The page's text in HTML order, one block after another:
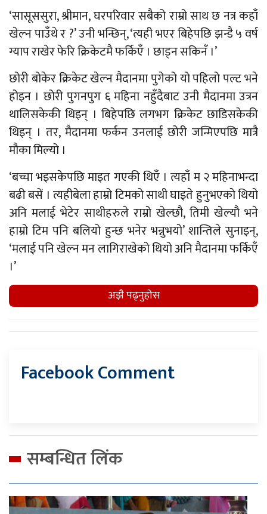
‘सासूससुरा, श्रीमान, घरपरिवार सबैको राम्रो साथ छ नत्र कहाँ
खेल्न पाउँथे र ?’ उनी भन्छिन्, ‘त्यही भएर बिहेपछि झन्डै ५ वर्ष
ग्याप राखेर फेरि क्रिकेटमै फर्किएँ । छाड्न सकिनँ ।’
छोरी बोकेर क्रिकेट खेल्न मैदानमा पुगेको यो पहिलो पल्ट भने
होइन । छोरी पुगनपुग ६ महिना नहुँदैबाट उनी मैदानमा उत्रन
थालिसकेकी थिइन् । बिहेपछि लगभग क्रिकेट छाडिसकेकी
थिइन् । तर, मैदानमा फर्कन उनलाई छोरी जन्मिएपछि मात्रै
मौका मिल्यो ।
‘बच्चा भइसकेपछि माइत गएकी थिएँ । त्यहाँ म २ महिनाभन्दा
बढी बसें । त्यहीबेला हाम्रो टिमको साथी घाइते हुनुभएकाे थियो
अनि मलाई भेटेर साथीहरुले राम्रो खेल्छौ, तिमी खेल्यौ भने
हाम्रो टिम पनि बलियो हुन्छ भनेर भन्नुभयो’ शान्तिले सुनाइन्,
‘मलाई पनि खेल्न मन लागिराखेको थियो अनि मैदानमा फर्किएँ
।’
अझै पढ्नुहाेस
Facebook Comment
सम्बन्धित लिंक